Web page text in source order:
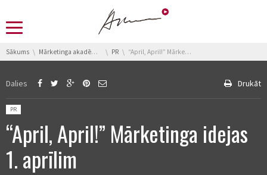
You are here:
Sākums Mārketinga akadēmija PR “April, April!” Mārketinga idejas 1. aprīlim
Dalies Drukāt
Posted in:
PR
“April, April!” Mārketinga idejas
1. aprīlim